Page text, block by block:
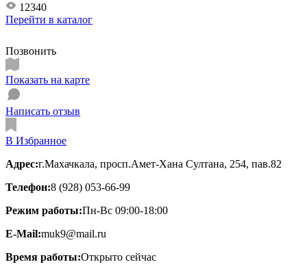
12340
Перейти в каталог
Позвонить
Показать на карте
Написать отзыв
В Избранное
Адрес:г.Махачкала, просп.Амет-Хана Султана, 254, пав.82
Телефон:8 (928) 053-66-99
Режим работы:Пн-Вс 09:00-18:00
E-Mail:muk9@mail.ru
Время работы:Открыто сейчас